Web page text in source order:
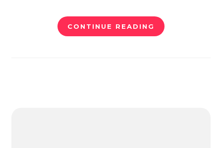
CONTINUE READING